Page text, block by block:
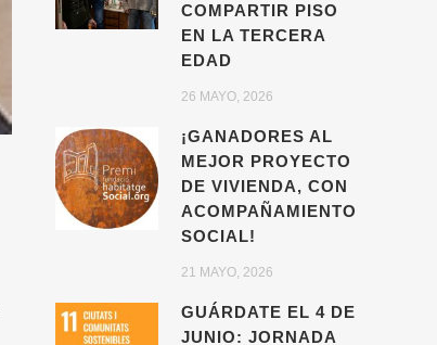
COMPARTIR PISO
EN LA TERCERA
EDAD
26 MAYO, 2026
¡GANADORES AL
MEJOR PROYECTO
DE VIVIENDA, CON
ACOMPAÑAMIENTO
SOCIAL!
21 MAYO, 2026
GUÁRDATE EL 4 DE
JUNIO: JORNADA